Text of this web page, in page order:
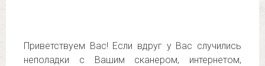
Приветствуем Вас! Если вдруг у Вас случились
неполадки с Вашим сканером, интернетом,